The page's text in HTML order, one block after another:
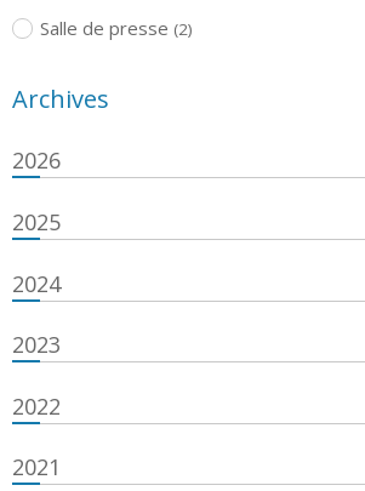
Salle de presse (2)
Archives
2026
2025
2024
2023
2022
2021